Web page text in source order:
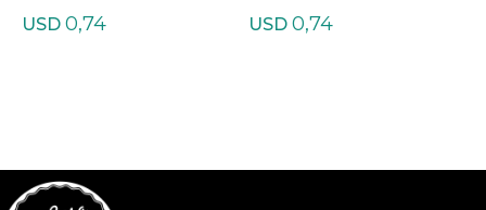
USD 0,74
USD 0,74